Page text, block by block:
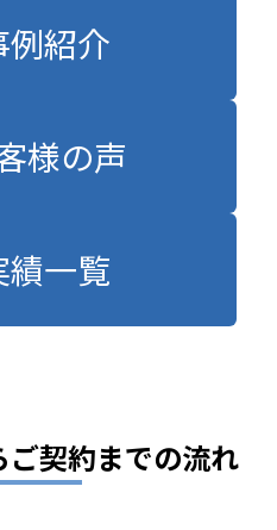
例紹介
様の声
績一覧
契約までの流れ